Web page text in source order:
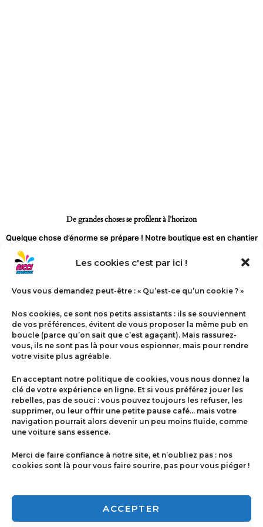
Les cookies c'est par ici !
Vous vous demandez peut-être : « Qu’est-ce qu’un cookie ? »
Nos cookies, ce sont nos petits assistants : ils se souviennent
de vos préférences, évitent de vous proposer la même pub en
boucle (parce qu’on sait que c’est agaçant). Mais rassurez-
vous, ils ne sont pas là pour vous espionner, mais pour rendre
votre visite plus agréable.
En acceptant notre politique de cookies, vous nous donnez la
clé de votre expérience en ligne. Et si vous préférez jouer les
rebelles, pas de souci : vous pouvez toujours les refuser, les
supprimer, ou leur offrir une petite pause café… mais votre
navigation pourrait alors devenir un peu moins fluide, comme
une voiture sans essence.
Merci de faire confiance à notre site, et n’oubliez pas : nos
cookies sont là pour vous faire sourire, pas pour vous piéger !
ACCEPTER
De grandes choses se profilent à l’horizon
Quelque chose d’énorme se prépare ! Notre boutique est en chantier
Contact
Politique de cookies